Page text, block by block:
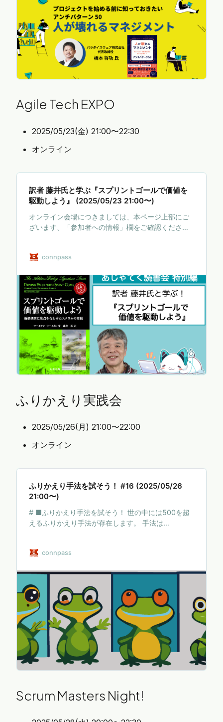
Forkwell Library では、著者・訳者・実践者らを登
壇者として招き、そんな思いを抱えた開発者の皆さ
まが「学びのきっかけ」を得られる勉強会を目指し
ます。 第94回…
Agile Tech EXPO
2025/05/23(金) 21:00〜22:30
オンライン
訳者 藤井氏と学ぶ『スプリントゴールで価値を
駆動しよう』 (2025/05/23 21:00〜)
オンライン会場につきましては、本ページ上部にご
ざいます、「参加者への情報」欄をご確認くださ
今回の特別編では、第一部で不確実性に効果的に対
軟に適用し、価値の探索という目標に集中するため
の方法を提案する書籍『スプリントゴールで価値を
駆動しよう』の前半部分を紹介し、後半の第２部で
は参加者さんを交えてこの書籍の内容に関連する質
疑や議論を行います！ 書籍を読んだことがある人は
もちろん、タイトルが気になっている人もお気軽に
ご参加いただけます。 一…
connpass
ふりかえり実践会
2025/05/26(月) 21:00〜22:00
オンライン
ふりかえり手法を試そう！ #16 (2025/05/26
21:00〜)
# ■ふりかえり手法を試そう！ 世の中には500を超
えるふりかえり手法が存在します。 手法は
法をためそうにも現場でいきなり投入するのは怖い
ンが浮かばない そんな手法たちを、この場で試して
やってみましょう。 みんながやりたい手法、お待ち
しています。 # ■ 参加対象者 ふりかえりに興味があ
る方ならどなたでも大歓迎！ * ふりかえりに興味が
ある人 * ふりかえりの奥深さを知りたい人 * ふりか
えりに関する…
connpass
Scrum Masters Night!